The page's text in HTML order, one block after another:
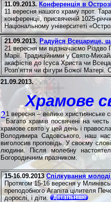
11.09.2013. Конференція в Острозі
11 вересня нашого храму прот.
конференції, присвяченій 1025-
Національному університеті
21.09.2013. Радуйся Всецарице,
21 вересня ми відзначаємо Різдво
Марії. Традиційними у Свято-
акафістів до Ісуса Христа чи
Розп’яття чи фігури Божої Матері.
21.09.2013.
Храмове
21 вересня – велике християнське
Багато храмів посвячені на
храмове свято у цей день і
Володимира Садовського, наш
виголосив проповідь. У своєму
людини. Після молебну
Богородичним празником.
15-16.09.2013Спілкування
Протягом 15-16 вересня у
преподобного Агапіта цілителя
дорослі, і діти.